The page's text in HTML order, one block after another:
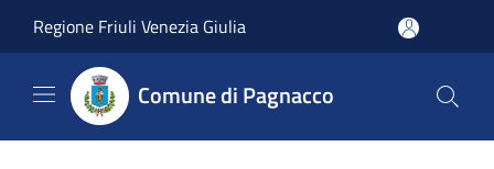
Regione Friuli Venezia Giulia
Comune di Pagnacco